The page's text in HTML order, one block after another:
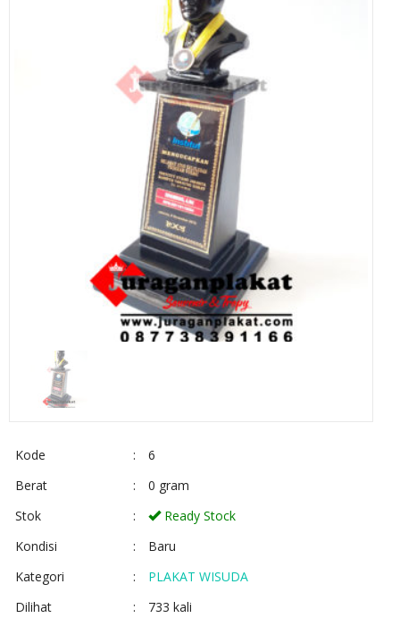
Kode :
6
Berat
:
0 gram
Stok
:
Ready Stock
Kondisi
:
Baru
Kategori
:
PLAKAT WISUDA
Dilihat
:
733 kali